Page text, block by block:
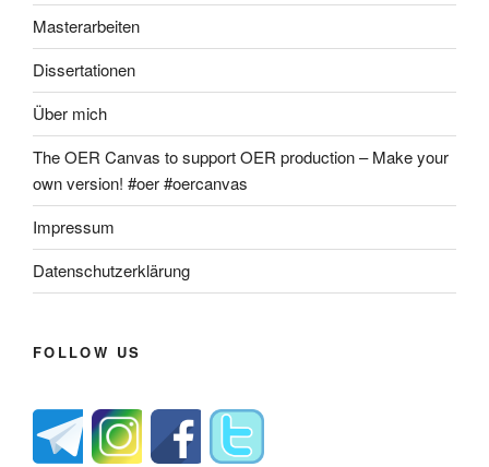
Masterarbeiten
Dissertationen
Über mich
The OER Canvas to support OER production – Make your
own version! #oer #oercanvas
Impressum
Datenschutzerklärung
FOLLOW US